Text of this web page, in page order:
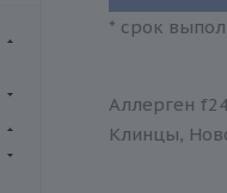
* срок
Аллерген
Клинцы,